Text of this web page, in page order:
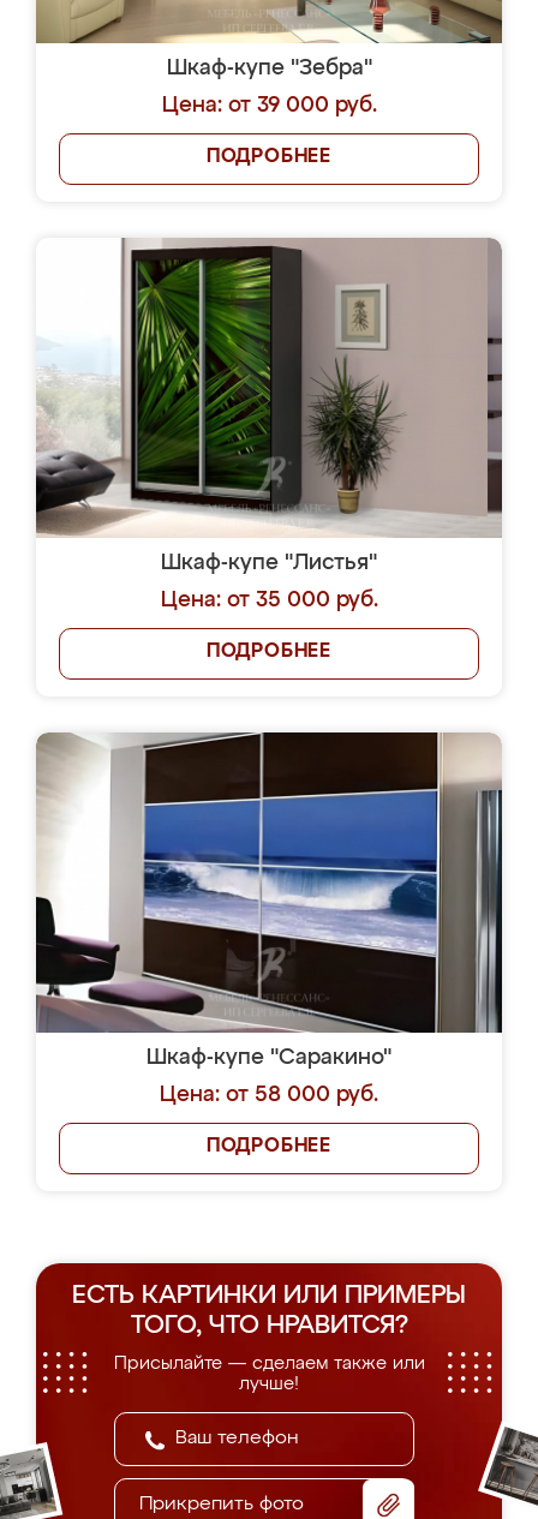
Шкаф-купе "Зебра"
Цена: от 39 000 руб.
ПОДРОБНЕЕ
Шкаф-купе "Листья"
Цена: от 35 000 руб.
ПОДРОБНЕЕ
Шкаф-купе "Саракино"
Цена: от 58 000 руб.
ПОДРОБНЕЕ
ЕСТЬ КАРТИНКИ ИЛИ ПРИМЕРЫ
ТОГО, ЧТО НРАВИТСЯ?
Присылайте — сделаем также или
лучше!
Прикрепить фото